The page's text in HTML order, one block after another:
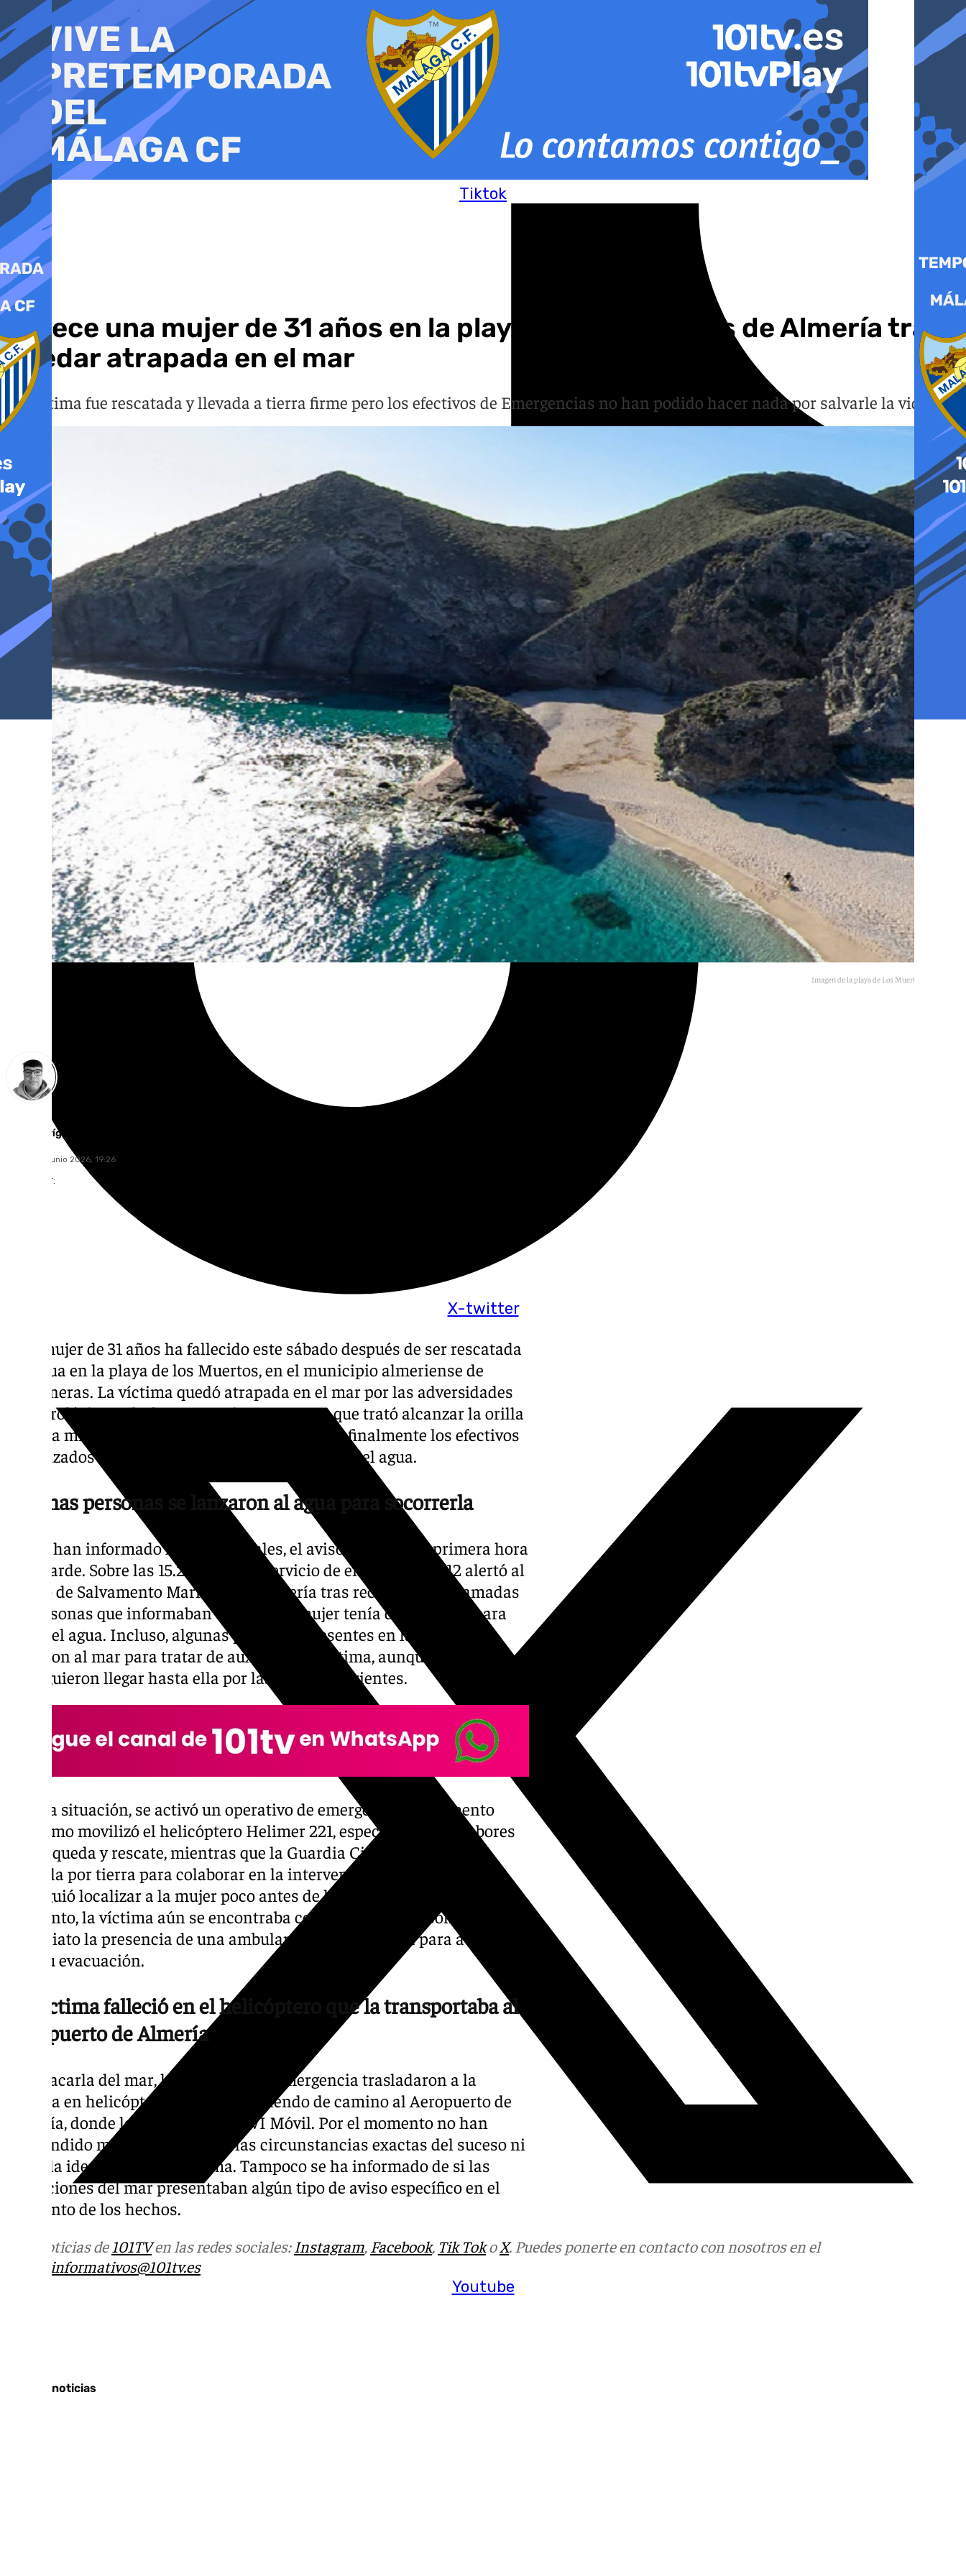
al
contenido
Tiktok
X-twitter
Youtube
Sucesos
Fallece una mujer de 31 años en la playa de Los Muertos de Almería tras
quedar atrapada en el mar
La víctima fue rescatada y llevada a tierra firme pero los efectivos de Emergencias no han podido hacer nada por salvarle la vida
Imagen de la playa de Los Muertos de Almería
Eloy Rodríguez
sábado, 13 junio 2026, 19:26
Compartir:
Una mujer de 31 años ha fallecido este sábado después de ser rescatada
del agua en la playa de los Muertos, en el municipio almeriense de
Carboneras. La víctima quedó atrapada en el mar por las adversidades
meteorológicas y la fuertes corrientes. Pese a que trató alcanzar la orilla
por ella misma, no consiguió hacerlo hasta que finalmente los efectivos
desplazados hasta la zona consiguieron sacarla del agua.
Algunas personas se lanzaron al agua para socorrerla
Según han informado fuentes oficiales, el aviso se recibió a primera hora
de la tarde. Sobre las 15.20 horas, el servicio de emergencias 112 alertó al
centro de Salvamento Marítimo de Almería tras recibir varias llamadas
de personas que informaban de que una mujer tenía dificultades para
salir del agua. Incluso, algunas personas presentes en la zona se
lanzaron al mar para tratar de auxiliar a la víctima, aunque no
consiguieron llegar hasta ella por las fuertes corrientes.
Ante la situación, se activó un operativo de emergencia. Salvamento
Marítimo movilizó el helicóptero Helimer 221, especializado en labores
de búsqueda y rescate, mientras que la Guardia Civil desplegó una
patrulla por tierra para colaborar en la intervención. El helicóptero
consiguió localizar a la mujer poco antes de las 16.00 horas y, en ese
momento, la víctima aún se encontraba con vida, por lo se solicitó de
inmediato la presencia de una ambulancia medicalizada para atenderla
tras su evacuación.
La víctima falleció en el helicóptero que la transportaba al
Aeropuerto de Almería
Tras sacarla del mar, los servicios de emergencia trasladaron a la
víctima en helicóptero y acabó falleciendo de camino al Aeropuerto de
Almería, donde la esperaba una UVI Móvil. Por el momento no han
trascendido más detalles sobre las circunstancias exactas del suceso ni
sobre la identidad de la víctima. Tampoco se ha informado de si las
condiciones del mar presentaban algún tipo de aviso específico en el
momento de los hechos.
Más noticias de101TVen las redes sociales:Instagram, Facebook, Tik TokoX. Puedes ponerte en contacto con nosotros en el
informativos@101tv.es
Últimas noticias